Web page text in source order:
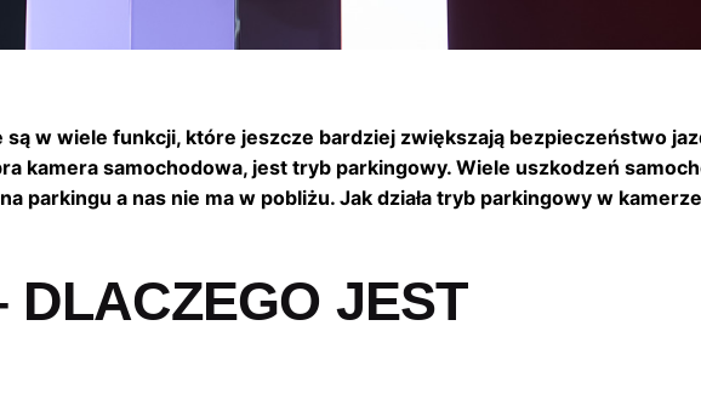
w wiele funkcji, które jeszcze bardziej zwiększają bezpieczeństwo
kamera samochodowa, jest tryb parkingowy. Wiele uszkodzeń
parkingu a nas nie ma w pobliżu. Jak działa tryb parkingowy w kamerze
DLACZEGO JEST